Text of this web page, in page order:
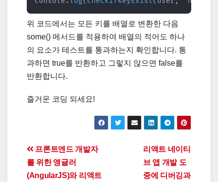
위 코드에서는 모든 키를 배열로 변환한 다음
some() 메서드를 적용하여 배열의 적어도 하나
의 요소가 테스트를 통과하는지 확인합니다. 통
과하면 true를 반환하고 그렇지 않으면 false를
반환합니다.
즐거운 코딩 되세요!
Post
navigation
리액트 네이티
브 앱 개발 도
중에 디버깅과
프론트엔드 개발자
를 위한 앵귤러
(AngularJS)와 리액트